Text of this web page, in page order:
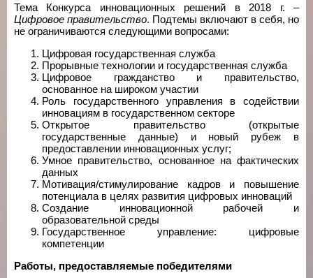
Тема Конкурса инновационных решений в 2018 г. –
Цифровое правительство. Подтемы включают в себя, но
не ограничиваются следующими вопросами:
Цифровая государственная служба
Прорывные технологии и государственная служба
Цифровое гражданство и правительство,
основанное на широком участии
Роль государственного управления в содействии
инновациям в государственном секторе
Открытое правительство (открытые
государственные данные) и новый рубеж в
предоставлении инновационных услуг;
Умное правительство, основанное на фактических
данных
Мотивация/стимулирование кадров и повышение
потенциала в целях развития цифровых инноваций
Создание инновационной рабочей и
образовательной среды
Государственное управление: цифровые
компетенции
Работы, предоставляемые победителями